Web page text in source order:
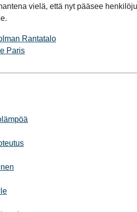
vielä, että nyt pääsee
Rantatalo
Paris